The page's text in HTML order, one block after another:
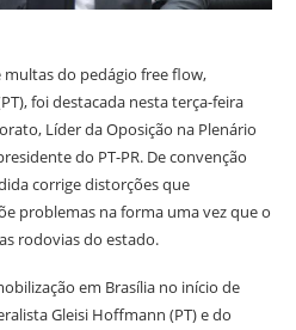
multas do pedágio free flow,
foi destacada nesta terça-feira
Líder da Oposição na Plenário
do PT-PR. De convenção
corrige distorções que
problemas na forma uma vez que o
rodovias do estado.
em Brasília no início de
Gleisi Hoffmann (PT) e do